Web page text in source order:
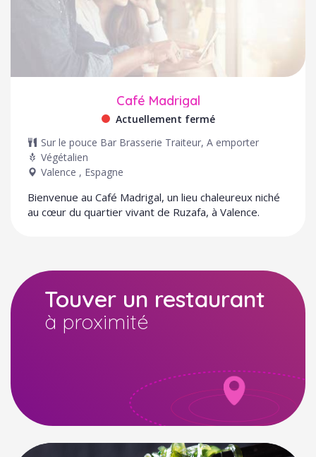
Café Madrigal
Actuellement fermé
Sur le pouce Bar Brasserie Traiteur, A emporter
Végétalien
Valence , Espagne
Bienvenue au Café Madrigal, un lieu chaleureux niché
au cœur du quartier vivant de Ruzafa, à Valence.
Touver un restaurant
à proximité